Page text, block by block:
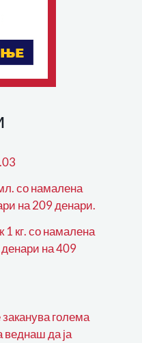
со намалена
на 209 денари.
кг. со намалена
на 409
голема
веднаш да ја